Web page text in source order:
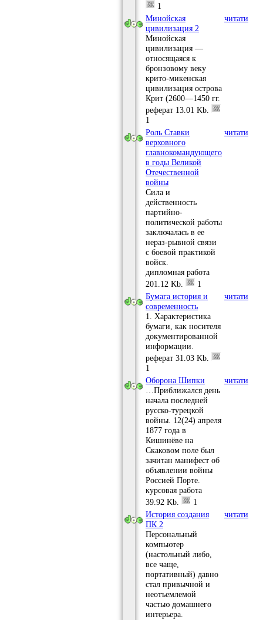
1
Минойская
цивилизация 2
Минойская
цивилизация —
относящаяся к
бронзовому веку
крито-микенская
цивилизация острова
Крит (2600—1450 гг.
реферат 13.01 Kb.
1
читати
Роль Ставки
верховного
главнокомандующего
в годы Великой
Отечественной
войны
Сила и
действенность
партийно-
политической работы
заключалась в ее
нераз-рывной связи
с боевой практикой
войск.
дипломная работа
201.12 Kb.
1
читати
Бумага история и
современность
1. Характеристика
бумаги, как носителя
документированной
информации.
реферат 31.03 Kb.
1
читати
Оборона Шипки
…Приближался день
начала последней
русско-турецкой
войны. 12(24) апреля
1877 года в
Кишинёве на
Скаковом поле был
зачитан манифест об
объявлении войны
Россией Порте.
курсовая работа
39.92 Kb.
1
читати
История создания
ПК 2
Персональный
компьютер
(настольный либо,
все чаще,
портативный) давно
стал привычной и
неотъемлемой
частью домашнего
интерьера.
читати